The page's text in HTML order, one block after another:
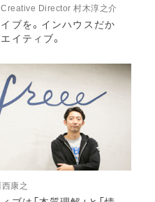
Director 村木淳之介
ブを。インハウスだか
イティブ。
康之